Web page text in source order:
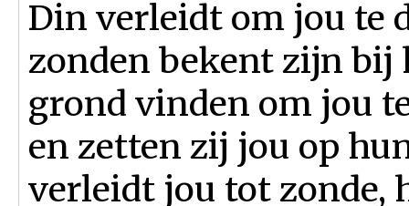
Din verleidt om jou te
zonden bekent zijn bij
grond vinden om jou
en zetten zij jou op
verleidt jou tot zonde,